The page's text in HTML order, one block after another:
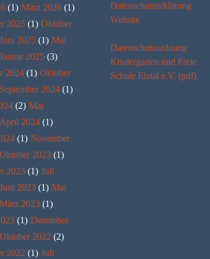
(1) März 2026 (1)
2025 (1) Oktober
Juni 2025 (1) Mai
Januar 2025 (3)
2024 (1) Oktober
September 2024 (1)
(2) Mai
April 2024 (1)
(1) November
Oktober 2023 (1)
2023 (1) Juli
Juni 2023 (1) Mai
März 2023 (1)
(1) Dezember
Oktober 2022 (2)
2022 (1) Juli
Datenschutzerklärung
Website
Datenschutzordnung
Kindergarten und Freie
Schule Elztal e.V. (pdf)